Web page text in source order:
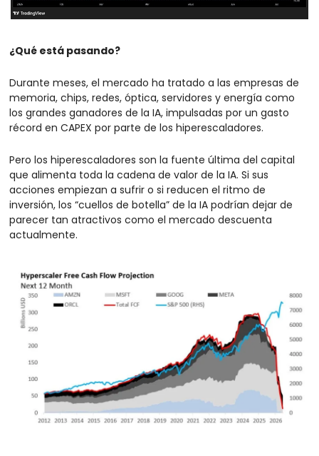
¿Qué está pasando?
Durante meses, el mercado ha tratado a las empresas de
memoria, chips, redes, óptica, servidores y energía como
los grandes ganadores de la IA, impulsadas por un gasto
récord en CAPEX por parte de los hiperescaladores.
Pero los hiperescaladores son la fuente última del capital
que alimenta toda la cadena de valor de la IA. Si sus
acciones empiezan a sufrir o si reducen el ritmo de
inversión, los “cuellos de botella” de la IA podrían dejar de
parecer tan atractivos como el mercado descuenta
actualmente.